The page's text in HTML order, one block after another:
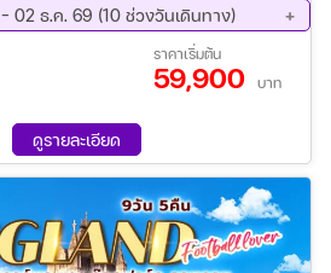
ย่าง ร้าน Four Season
02 ธ.ค. 69 (10 ช่วงวันเดินทาง)
05 พ.ย. 69 - 11 พ.ย. 69
11 พ.ย. 69 - 17 พ.ย. 69
17 พ.ย. 69 - 23 พ.ย. 69
19 พ.ย. 69 - 25 พ.ย. 69
26 พ.ย. 69 - 02 ธ.ค. 69
ราคาเริ่มต้น
59,900 บาท
ดูรายละเอียด